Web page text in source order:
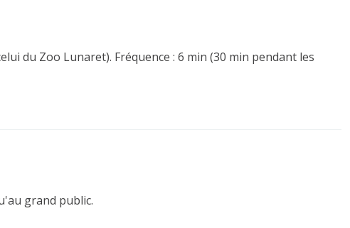
du Zoo Lunaret). Fréquence : 6 min (30 min pendant les
grand public.